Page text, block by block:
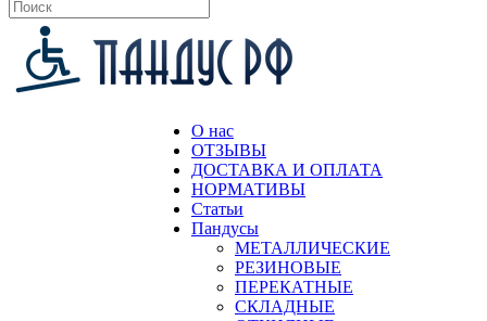
О нас
ОТЗЫВЫ
ДОСТАВКА И ОПЛАТА
НОРМАТИВЫ
Статьи
Пандусы
МЕТАЛЛИЧЕСКИЕ
РЕЗИНОВЫЕ
ПЕРЕКАТНЫЕ
СКЛАДНЫЕ